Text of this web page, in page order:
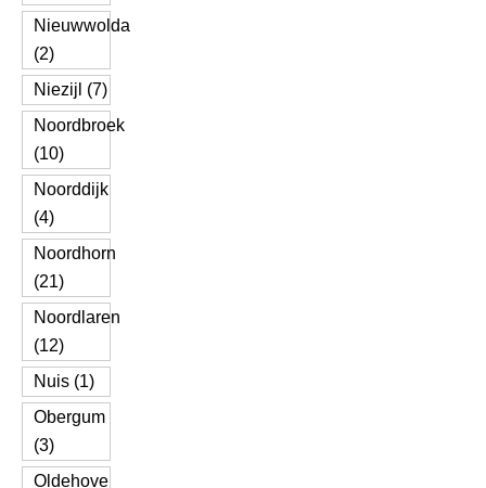
Nieuwwolda
(2)
Niezijl (7)
Noordbroek
(10)
Noorddijk
(4)
Noordhorn
(21)
Noordlaren
(12)
Nuis (1)
Obergum
(3)
Oldehove